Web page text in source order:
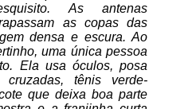
As antenas
as copas das
densa e escura. Ao
uma única pessoa
Ela usa óculos, posa
tênis verde-
que deixa boa parte